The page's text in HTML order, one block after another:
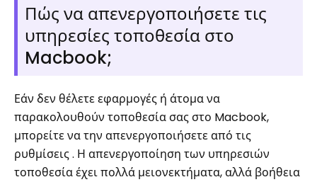
Πώς να απενεργοποιήσετε τις
υπηρεσίες τοποθεσία στο
Macbook;
Εάν δεν θέλετε εφαρμογές ή άτομα να
παρακολουθούν τοποθεσία σας στο Macbook,
μπορείτε να την απενεργοποιήσετε από τις
ρυθμίσεις . Η απενεργοποίηση των υπηρεσιών
τοποθεσία έχει πολλά μειονεκτήματα, αλλά βοήθεια